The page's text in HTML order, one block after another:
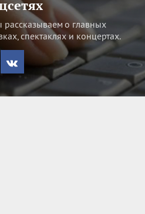
о главных
спектаклях и концертах.